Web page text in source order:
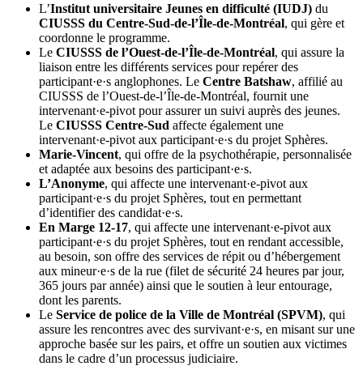
L’Institut universitaire Jeunes en difficulté (IUDJ) du
CIUSSS du Centre-Sud-de-l’Île-de-Montréal, qui gère et
coordonne le programme.
Le CIUSSS de l’Ouest-de-l’Île-de-Montréal, qui assure la
liaison entre les différents services pour repérer des
participant·e·s anglophones. Le Centre Batshaw, affilié au
CIUSSS de l’Ouest-de-l’Île-de-Montréal, fournit une
intervenant·e-pivot pour assurer un suivi auprès des jeunes.
Le CIUSSS Centre-Sud affecte également une
intervenant·e-pivot aux participant·e·s du projet Sphères.
Marie-Vincent, qui offre de la psychothérapie, personnalisée
et adaptée aux besoins des participant·e·s.
L’Anonyme, qui affecte une intervenant·e-pivot aux
participant·e·s du projet Sphères, tout en permettant
d’identifier des candidat·e·s.
En Marge 12-17, qui affecte une intervenant·e-pivot aux
participant·e·s du projet Sphères, tout en rendant accessible,
au besoin, son offre des services de répit ou d’hébergement
aux mineur·e·s de la rue (filet de sécurité 24 heures par jour,
365 jours par année) ainsi que le soutien à leur entourage,
dont les parents.
Le Service de police de la Ville de Montréal (SPVM), qui
assure les rencontres avec des survivant·e·s, en misant sur une
approche basée sur les pairs, et offre un soutien aux victimes
dans le cadre d’un processus judiciaire.